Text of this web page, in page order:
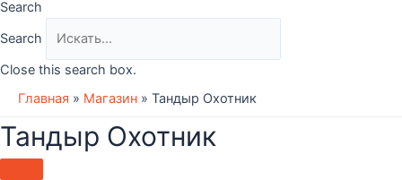
Search
Search
Close this search box.
Главная » Магазин » Тандыр Охотник
Тандыр Охотник